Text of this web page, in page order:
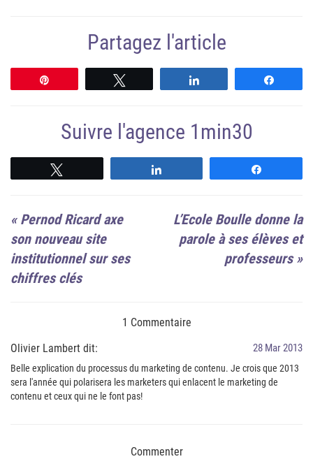
Partagez l'article
Suivre l'agence 1min30
« Pernod Ricard axe
son nouveau site
institutionnel sur ses
chiffres clés
L’Ecole Boulle donne la
parole à ses élèves et
professeurs»
1 Commentaire
Olivier Lambert dit:
28 Mar 2013
Belle explication du processus du marketing de contenu. Je crois que 2013
sera l'année qui polarisera les marketers qui enlacent le marketing de
contenu et ceux qui ne le font pas!
Commenter